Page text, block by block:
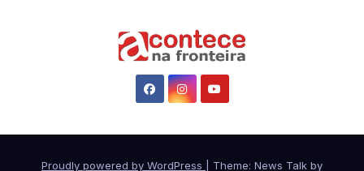
Proudly powered by WordPress Theme: News Talk by